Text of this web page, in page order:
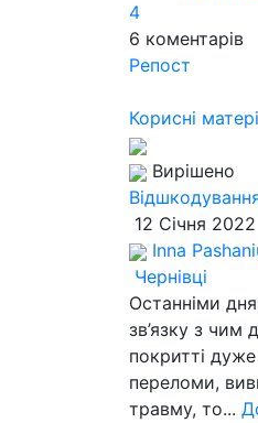
4
6 коментарів
Репост
Корисні
Вирішено
12 Січня 2022
Inna
Чернівці
Останніми
зв’язку з чим
покритті
переломи,
травму, то...